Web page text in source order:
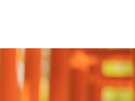
アルバム